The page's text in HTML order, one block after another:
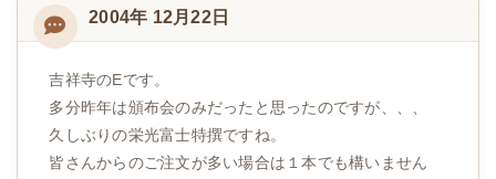
2004年 12月22日
吉祥寺のEです。
多分昨年は頒布会のみだったと思ったのですが、、、
久しぶりの栄光富士特撰ですね。
皆さんからのご注文が多い場合は１本でも構いません